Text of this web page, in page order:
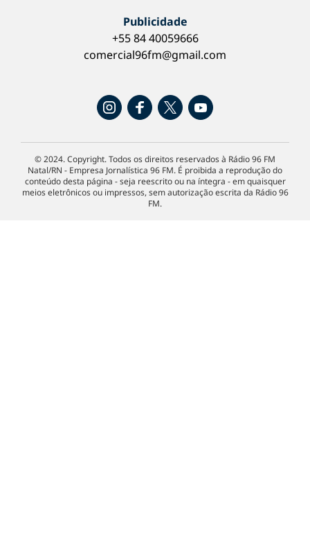
Publicidade
+55 84 40059666
comercial96fm@gmail.com
© 2024. Copyright. Todos os direitos reservados à Rádio 96 FM
Natal/RN - Empresa Jornalística 96 FM. É proibida a reprodução do
conteúdo desta página - seja reescrito ou na íntegra - em quaisquer
meios eletrônicos ou impressos, sem autorização escrita da Rádio 96
FM.